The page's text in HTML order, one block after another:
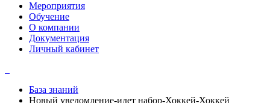
Мероприятия
Обучение
О компании
Документация
Личный кабинет
База знаний
Новый уведомление-идет набор-Хоккей-Хоккей